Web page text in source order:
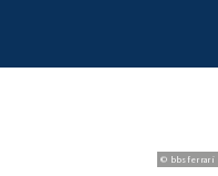
© bbsferrari